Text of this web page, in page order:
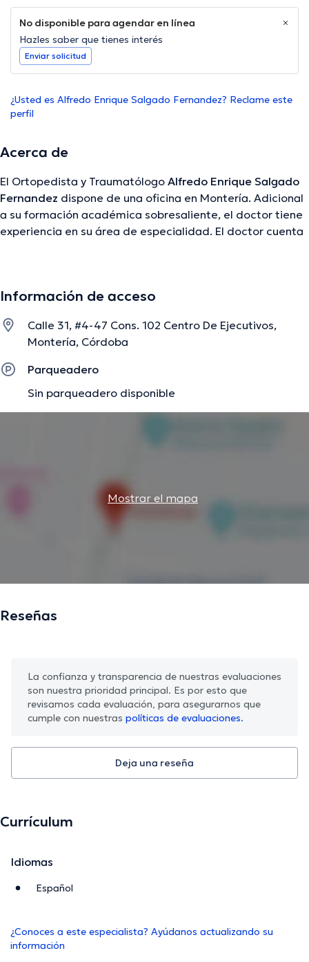
No disponible para agendar en línea
Hazles saber que tienes interés
Enviar solicitud
¿Usted es Alfredo Enrique Salgado Fernandez? Reclame este
perfil
Acerca de
El Ortopedista y Traumatólogo Alfredo Enrique Salgado
Fernandez dispone de una oficina en Montería. Adicional
a su formación académica sobresaliente, el doctor tiene
experiencia en su área de especialidad. El doctor cuenta
Alfredo Enrique Salgado Fernandez ha participado en
formación continua en su ámbito de especialización y ha
anunciado diversos artículos. Español es el idioma
principal manejados por el doctor.
Información de acceso
Calle 31, #4-47 Cons. 102 Centro De Ejecutivos,
Montería, Córdoba
Parqueadero
Sin parqueadero disponible
Mostrar el mapa
Reseñas
La confianza y transparencia de nuestras evaluaciones
son nuestra prioridad principal. Es por esto que
revisamos cada evaluación, para asegurarnos que
cumple con nuestras políticas de evaluaciones.
Deja una reseña
Currículum
Idiomas
Español
¿Conoces a este especialista? Ayúdanos actualizando su
información